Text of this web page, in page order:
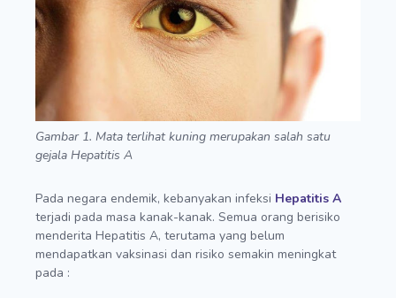
Gambar 1. Mata terlihat kuning merupakan salah satu
gejala Hepatitis A
Pada negara endemik, kebanyakan infeksi Hepatitis A
terjadi pada masa kanak-kanak. Semua orang berisiko
menderita Hepatitis A, terutama yang belum
mendapatkan vaksinasi dan risiko semakin meningkat
pada :